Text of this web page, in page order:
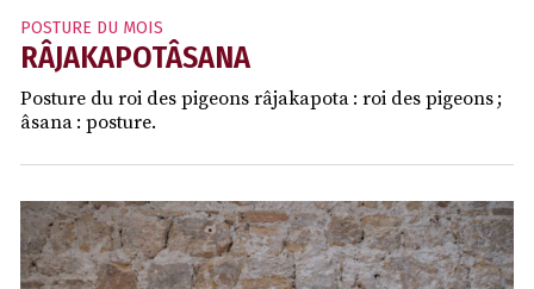
POSTURE DU MOIS
RÂJAKAPOTÂSANA
Posture du roi des pigeons râjakapota : roi des pigeons ;
âsana : posture.